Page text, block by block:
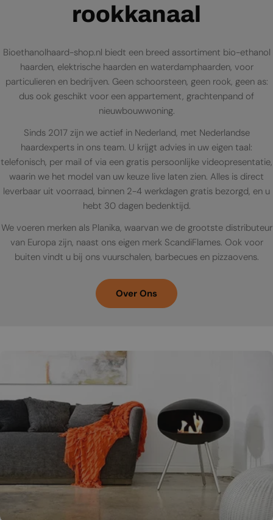
rookkanaal
Bioethanolhaard-shop.nl biedt een breed assortiment bio-ethanol
haarden, elektrische haarden en waterdamphaarden, voor
particulieren en bedrijven. Geen schoorsteen, geen rook, geen as:
dus ook geschikt voor een appartement, grachtenpand of
nieuwbouwwoning.
Sinds 2017 zijn we actief in Nederland, met Nederlandse
haardexperts in ons team. U krijgt advies in uw eigen taal:
telefonisch, per mail of via een gratis persoonlijke videopresentatie,
waarin we het model van uw keuze live laten zien. Alles is direct
leverbaar uit voorraad, binnen 2-4 werkdagen gratis bezorgd, en u
hebt 30 dagen bedenktijd.
We voeren merken als Planika, waarvan we de grootste distributeur
van Europa zijn, naast ons eigen merk ScandiFlames. Ook voor
buiten vindt u bij ons vuurschalen, barbecues en pizzaovens.
Over Ons